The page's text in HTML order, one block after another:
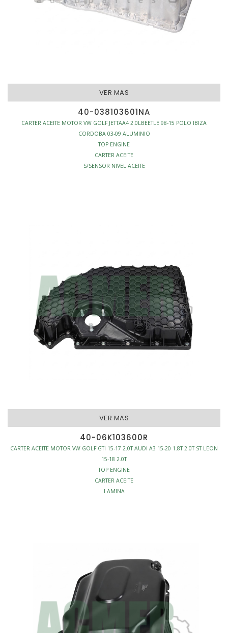
VER MAS
40-038103601NA
CARTER ACEITE MOTOR VW GOLF JETTAA4 2.0LBEETLE 98-15 POLO IBIZA
CORDOBA 03-09 ALUMINIO
TOP ENGINE
CARTER ACEITE
S/SENSOR NIVEL ACEITE
VER MAS
40-06K103600R
CARTER ACEITE MOTOR VW GOLF GTI 15-17 2.0T AUDI A3 15-20 1.8T 2.0T ST LEON
15-18 2.0T
TOP ENGINE
CARTER ACEITE
LAMINA